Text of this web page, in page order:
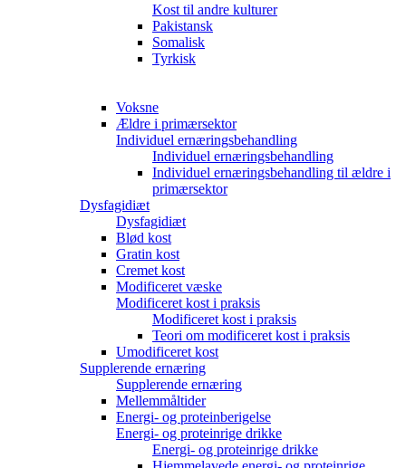
Kost til andre kulturer
Pakistansk
Somalisk
Tyrkisk
Voksne
Ældre i primærsektor
Individuel ernæringsbehandling
Individuel ernæringsbehandling
Individuel ernæringsbehandling til ældre i
primærsektor
Dysfagidiæt
Dysfagidiæt
Blød kost
Gratin kost
Cremet kost
Modificeret væske
Modificeret kost i praksis
Modificeret kost i praksis
Teori om modificeret kost i praksis
Umodificeret kost
Supplerende ernæring
Supplerende ernæring
Mellemmåltider
Energi- og proteinberigelse
Energi- og proteinrige drikke
Energi- og proteinrige drikke